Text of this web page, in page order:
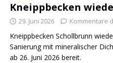
Kneippbecken
29. Juni 2026 Kommentare
Kneippbecken Schollbrunn
Sanierung mit mineralischer
ab 26. Juni 2026 bereit.